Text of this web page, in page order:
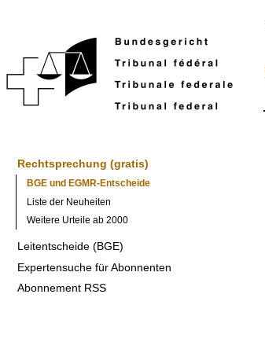
Rechtsprechung (gratis)
BGE und EGMR-Entscheide
Liste der Neuheiten
Weitere Urteile ab 2000
Leitentscheide (BGE)
Expertensuche für Abonnenten
Abonnement RSS